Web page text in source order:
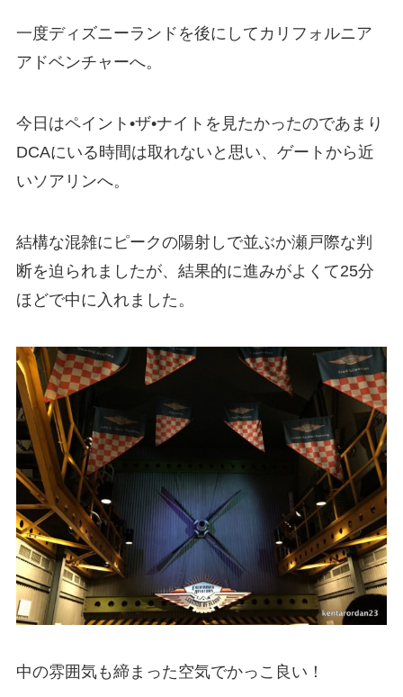
一度ディズニーランドを後にしてカリフォルニア
アドベンチャーへ。
今日はペイント •ザ•ナイトを見たかったのであまり
DCAにいる時間は取れないと思い、ゲートから近
いソアリンへ。
結構な混雑にピークの陽射しで並ぶか瀬戸際な判
断を迫られましたが、結果的に進みがよくて25分
ほどで中に入れました。
中の雰囲気も締まった空気でかっこ良い！